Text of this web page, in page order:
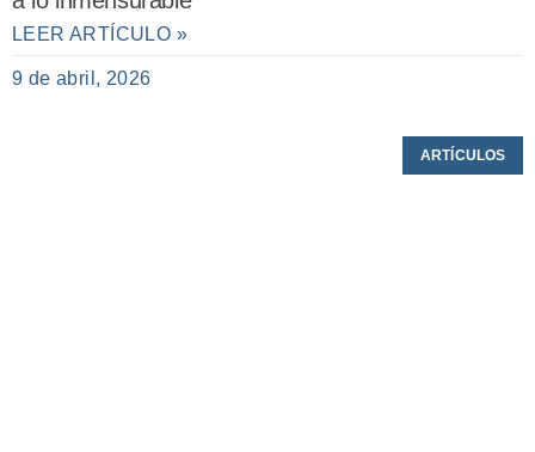
LEER ARTÍCULO »
9 de abril, 2026
ARTÍCULOS